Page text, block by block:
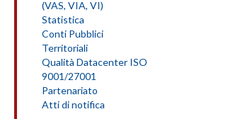
(VAS, VIA, VI)
Statistica
Conti Pubblici
Territoriali
Qualità Datacenter ISO
9001/27001
Partenariato
Atti di notifica